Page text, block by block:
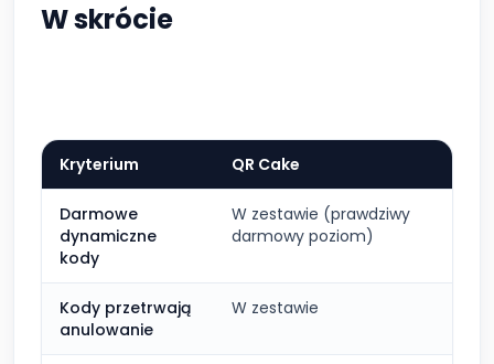
W skrócie
Kryterium QR Cake
Darmowe
dynamiczne
kody
W zestawie (prawdziwy
darmowy poziom)
Kody przetrwają
anulowanie
W zestawie